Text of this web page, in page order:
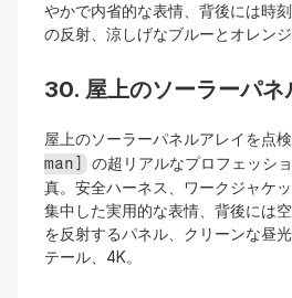
やかで内省的な表情、背後には時
の反射、涼しげなブルーとオレン
30. 屋上のソーラーパネ
屋上のソーラーパネルアレイを点
man] の超リアルなプロフェッシ
真。安全ハーネス、ワークジャケ
集中した実用的な表情、背後には
を反射するパネル、クリーンな昼
テール、4K。